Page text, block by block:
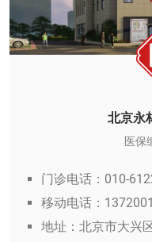
北京永
医保
门诊电话：010-
移动电话：
地址：北京市大兴